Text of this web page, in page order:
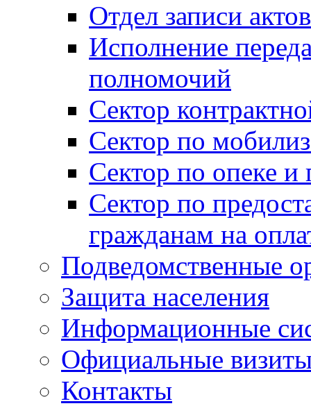
Отдел записи
Исполнение
полномочий
Сектор
Сектор по
Сектор по опеке и
Сектор по
гражданам на
Подведомственные
Защита населения
Информационные
Официальные
Контакты